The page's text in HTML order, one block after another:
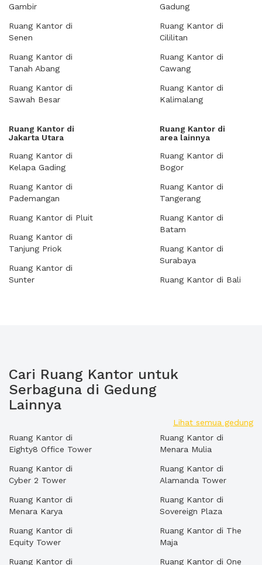
Gambir
Ruang Kantor di
Senen
Ruang Kantor di
Tanah Abang
Ruang Kantor di
Sawah Besar
Gadung
Ruang Kantor di
Cililitan
Ruang Kantor di
Cawang
Ruang Kantor di
Kalimalang
Ruang Kantor di
Jakarta Utara
Ruang Kantor di
Kelapa Gading
Ruang Kantor di
Pademangan
Ruang Kantor di Pluit
Ruang Kantor di
Tanjung Priok
Ruang Kantor di
Sunter
Ruang Kantor di
area lainnya
Ruang Kantor di
Bogor
Ruang Kantor di
Tangerang
Ruang Kantor di
Batam
Ruang Kantor di
Surabaya
Ruang Kantor di Bali
Cari Ruang Kantor untuk
Serbaguna di Gedung
Lainnya
Lihat semua gedung
Ruang Kantor di
Eighty8 Office Tower
Ruang Kantor di
Cyber 2 Tower
Ruang Kantor di
Menara Karya
Ruang Kantor di
Equity Tower
Ruang Kantor di
Ruang Kantor di
Menara Mulia
Ruang Kantor di
Alamanda Tower
Ruang Kantor di
Sovereign Plaza
Ruang Kantor di The
Maja
Ruang Kantor di One